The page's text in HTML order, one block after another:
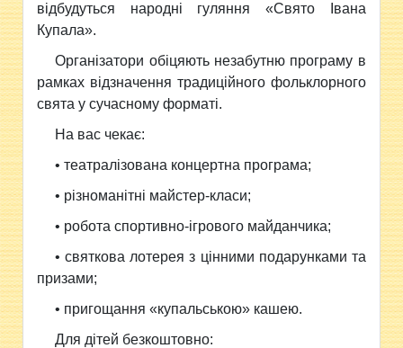
відбудуться народні гуляння «Свято Івана
Купала».
Організатори обіцяють незабутню програму в
рамках відзначення традиційного фольклорного
свята у сучасному форматі.
На вас чекає:
• театралізована концертна програма;
• різноманітні майстер-класи;
• робота спортивно-ігрового майданчика;
• святкова лотерея з цінними подарунками та
призами;
• пригощання «купальською» кашею.
Для дітей безкоштовно: